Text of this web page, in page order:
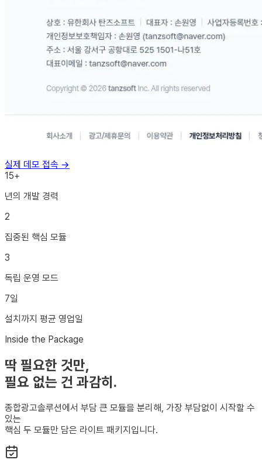
실제 데모 접속 →
15+
년의 개발 경력
2
집중된 핵심 모듈
3
독립 운영 모드
7일
설치까지 평균 영업일
Inside the Package
딱 필요한 것만,
필요 없는 건 과감히.
종합광고솔루션에서 부담 큰 모듈을 분리해, 가장 부담없이 시작할 수
있는
핵심 두 모듈만 담은 라이트 패키지입니다.